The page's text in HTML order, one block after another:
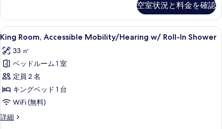
す
べ
て
の
写
真
を
表
示
Suite
w/
Kitchen
Sofabed
の
詳
細
空室状況と料金を確認
King
Room,
Accessible
Mobility/Hearing
w/
Roll-
In
Shower
の
低刺激性寝具、羽毛の掛け布団、セ
5
King Room, Accessible Mobility/Hearing w/ Roll-In Shower
33 ㎡
ベッドルーム 1 室
定員 2 名
キングベッド 1 台
WiFi (無料)
詳細
King